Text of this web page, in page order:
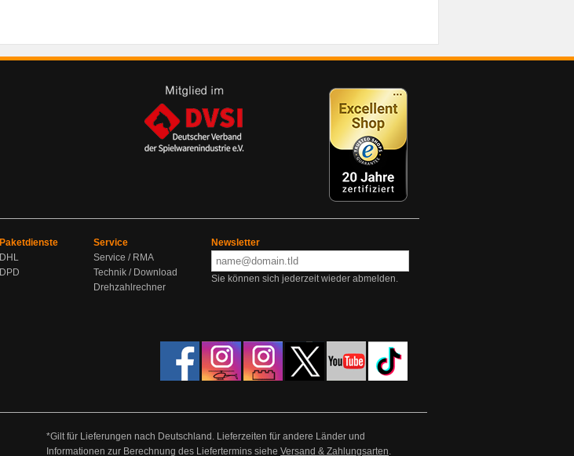
Paketdienste
DHL
DPD
Service
Service / RMA
Technik / Download
Drehzahlrechner
Newsletter
Sie können sich jederzeit wieder abmelden.
*Gilt für Lieferungen nach Deutschland. Lieferzeiten für andere Länder und
Informationen zur Berechnung des Liefertermins siehe Versand & Zahlungsarten.